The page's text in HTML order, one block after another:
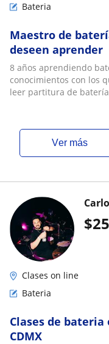
Bateria
Maestro de
deseen aprender
8 años aprendiendo
conocimientos con los
leer partitura de
ver más
$25
Clases on line
Bateria
Clases de
CDMX